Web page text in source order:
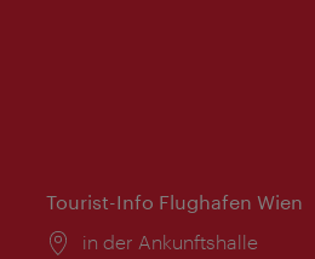
Tourist-Info Flughafen Wien
Ort:
in der Ankunftshalle